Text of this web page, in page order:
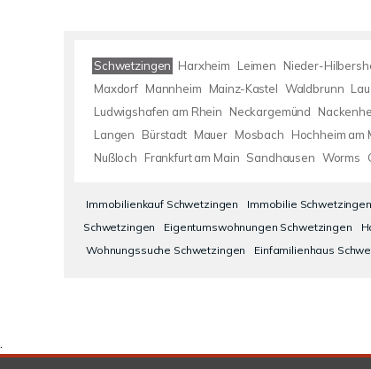
Schwetzingen Harxheim Leimen Nieder-
Maxdorf Mannheim Mainz-Kastel Waldbrunn
Ludwigshafen am Rhein
Neckargemünd
Langen
Bürstadt Mauer Mosbach Hochheim am
Nußloch
Frankfurt am Main Sandhausen Worms
Immobilienkauf Schwetzingen Immobilie Schwetzingen
Schwetzingen
Eigentumswohnungen Schwetzingen
Wohnungssuche Schwetzingen
Einfamilienhaus
.